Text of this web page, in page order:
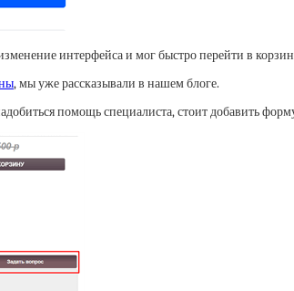
интерфейса и мог быстро перейти в
, мы уже рассказывали в нашем блоге.
помощь специалиста, стоит добавить